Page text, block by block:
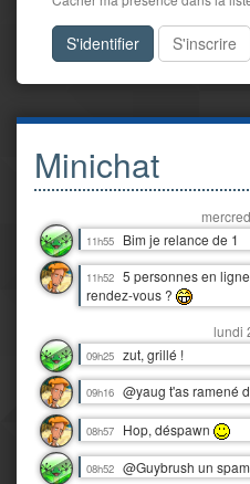
S'identifier S'inscrire
Minichat
11h55 Bim je relance de 1
11h52 5 personnes en
rendez-vous ?
lundi
09h25 zut, grillé !
09h16 @yaug t'as ramené
08h57 Hop, déspawn
08h52 @Guybrush un